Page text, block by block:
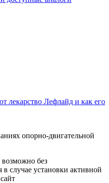
лекарство Лефлайд и как его
опорно-двигательной
без
в случае установки активной